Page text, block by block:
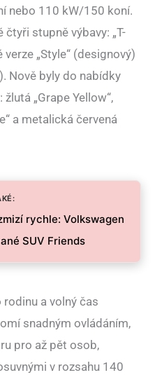
nebo 110 kW/150 koní.
stupně výbavy: „T-
verze „Style“ (designový)
Nově byly do nabídky
„Grape Yellow“,
a metalická červená
rychle: Volkswagen
SUV Friends
a volný čas
snadným ovládáním,
pro až pět osob,
v rozsahu 140